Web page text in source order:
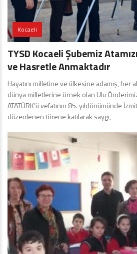
Kocaeli
TYSD Kocaeli Şubemiz
ve Hasretle Anmaktadır
Hayatını milletine ve ülkesine adamış, her
dünya milletlerine örnek olan Ulu
ATATÜRK’ü vefatının 85. yıldönümünde
düzenlenen törene katılarak saygı,